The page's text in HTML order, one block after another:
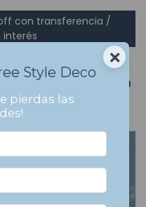
con transferencia /
interés
> Musica
×
Style Deco
pierdas las